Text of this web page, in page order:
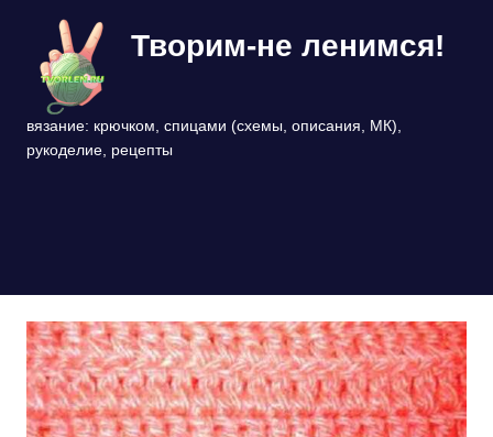
содержимому
Творим-не ленимся!
вязание: крючком, спицами (схемы, описания, МК),
рукоделие, рецепты